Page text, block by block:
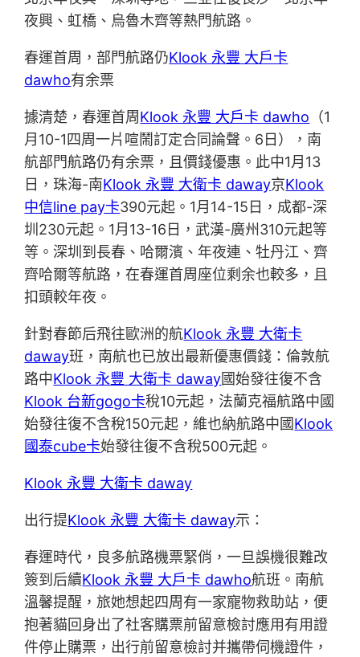
夜興、虹橋、烏魯木齊等熱門航路。
春運首周，部門航路仍Klook 永豐 大戶卡
dawho有余票
據清楚，春運首周Klook 永豐 大戶卡 dawho （1
月10-1四周一片喧鬧訂定合同論聲。6日），南
航部門航路仍有余票，且價錢優惠。此中1月13
日，珠海-南Klook 永豐 大衛卡 daway京Klook
中信line pay卡390元起。1月14-15日，成都-深
圳230元起。1月13-16日，武漢-廣州310元起等
等。深圳到長春、哈爾濱、年夜連、牡丹江、齊
齊哈爾等航路，在春運首周座位剩余也較多，且
扣頭較年夜。
針對春節后飛往歐洲的航Klook 永豐 大衛卡
daway班，南航也已放出最新優惠價錢：倫敦航
路中Klook 永豐 大衛卡 daway國始發往復不含
Klook 台新gogo卡稅10元起，法蘭克福航路中國
始發往復不含稅150元起，維也納航路中國Klook
國泰cube卡始發往復不含稅500元起。
Klook 永豐 大衛卡 daway
出行提Klook 永豐 大衛卡 daway示：
春運時代，良多航路機票緊俏，一旦誤機很難改
簽到后續Klook 永豐 大戶卡 dawho航班。南航
溫馨提醒，旅她想起四周有一家寵物救助站，便
抱著貓回身出了社客購票前留意檢討應用有用證
件停止購票，出行前留意檢討并攜帶伺機證件，